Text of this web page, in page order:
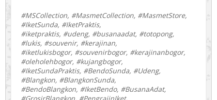
#MSCollection, #MasmetCollection, #MasmetStore,
#IketSunda, #IketPraktis,
#iketpraktis, #udeng, #busanaadat, #totopong,
#lukis, #souvenir, #kerajinan,
#iketlukisbogor, #souvenirbogor, #kerajinanbogor,
#oleholehbogor, #kujangbogor,
#IketSundaPraktis, #BendoSunda, #Udeng,
#Blangkon, #BlangkonSunda,
#BendoBlangkon, #IketBendo, #BusanaAdat,